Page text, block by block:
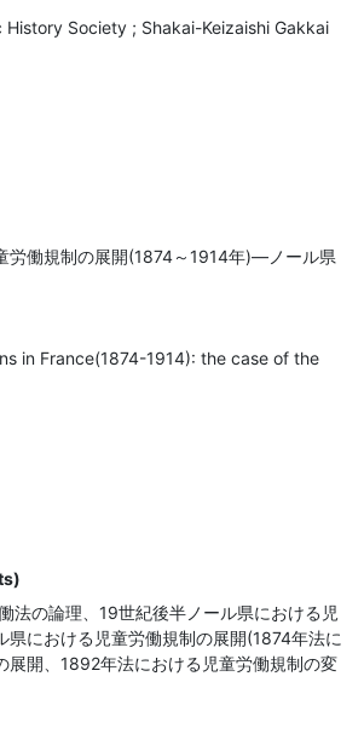
History Society ; Shakai-Keizaishi Gakkai
労働規制の展開(1874～1914年)―ノール県
in France(1874-1914): the case of the
法の論理、19世紀後半ノール県における児
県における児童労働規制の展開(1874年法に
展開、1892年法における児童労働規制の変